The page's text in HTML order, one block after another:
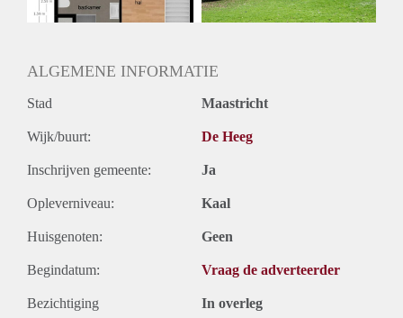
ALGEMENE INFORMATIE
Stad Maastricht
Wijk/buurt: De Heeg
Inschrijven gemeente: Ja
Opleverniveau: Kaal
Huisgenoten: Geen
Begindatum: Vraag de adverteerder
Bezichtiging In overleg